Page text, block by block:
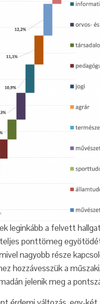
leginkább a felvett
teljes ponttömeg
nagyobb része
hozzávesszük a
jelenik meg a